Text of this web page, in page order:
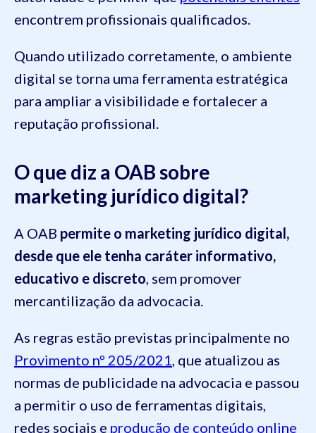
encontrem profissionais qualificados.
Quando utilizado corretamente, o ambiente
digital se torna uma ferramenta estratégica
para ampliar a visibilidade e fortalecer a
reputação profissional.
O que diz a OAB sobre
marketing jurídico digital?
A OAB permite o marketing jurídico digital,
desde que ele tenha caráter informativo,
educativo e discreto, sem promover
mercantilização da advocacia.
As regras estão previstas principalmente no
Provimento nº 205/2021, que atualizou as
normas de publicidade na advocacia e passou
a permitir o uso de ferramentas digitais,
redes sociais e produção de conteúdo online